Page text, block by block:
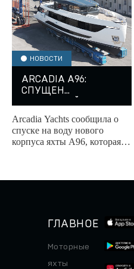
НОВОСТИ
ARCADIA A96:
СПУЩЕН
Arcadia Yachts сообщила о
спуске на воду нового
корпуса яхты A96, которая
ГЛАВНОЕ
Моторные
яхты